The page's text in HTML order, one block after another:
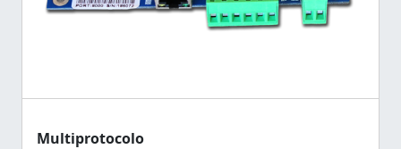
Multiprotocolo